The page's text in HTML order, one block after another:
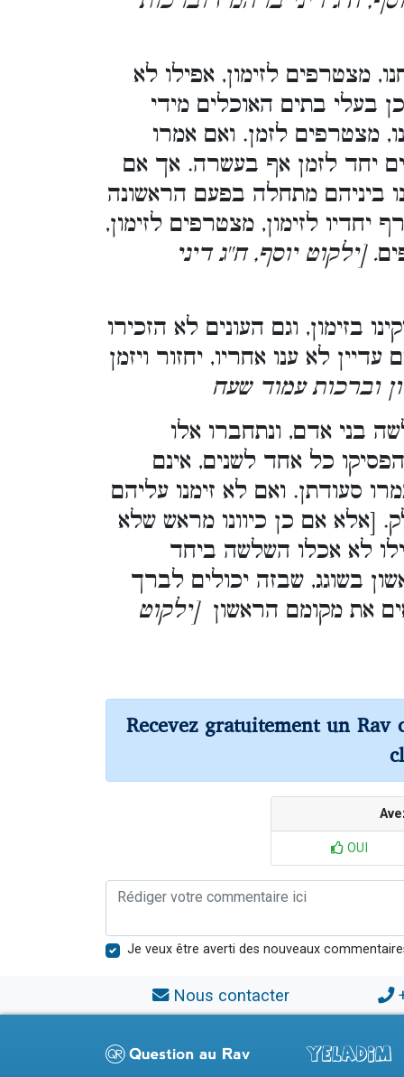
מצטרפים לזימון, אפילו לא
בעלי בתים האוכלים מידי
מצטרפים לזמן. ואם אמרו
יחד לזמן אף בעשרה. אך אם
ביניהם מתחלה בפעם הראשונה
לזימון, מצטרפים לזימון,
. [ילקוט יוסף, ח''ג דיני
בזימון, וגם העונים לא הזכירו
לא ענו אחריו, יחזור ויזמן
וברכות עמוד שעח
בני אדם, ונתחברו אלו
כל אחד לשנים, אינם
סעודתן. ואם לא זימנו עליהם
[אלא אם כן כיוונו מראש שלא
לא אכלו השלשה ביחד
בשוגג, שבזה יכולים לברך
את מקומם הראשון[ילקוט
Recevez gratuitement un Rav
OUI
Je veux être averti des nouveaux
Nous contacter